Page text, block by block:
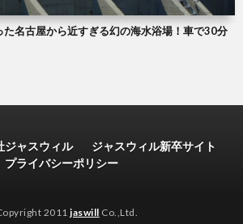
名古屋から近すぎる幻の海水浴場！車で30分
ジャスウィル
ジャスウィル新卒サイト
プライバシーポリシー
2011jaswill Co.,Ltd.